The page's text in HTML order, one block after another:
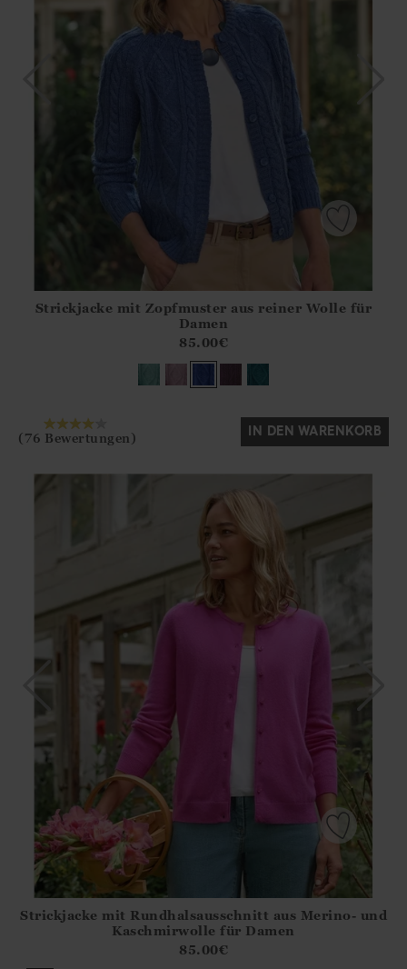
?? ""
Ja Nein
Strickjacke mit Zopfmuster aus reiner Wolle für
Damen
85.00€
(76 Bewertungen) IN DEN WARENKORB
?? ""
Strickjacke mit Rundhalsausschnitt aus Merino- und
Kaschmirwolle für Damen
85.00€